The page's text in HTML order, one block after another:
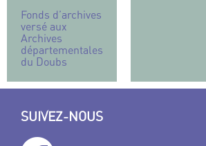
Fonds d’archives
versé aux
Archives
départementales
du Doubs
SUIVEZ-NOUS